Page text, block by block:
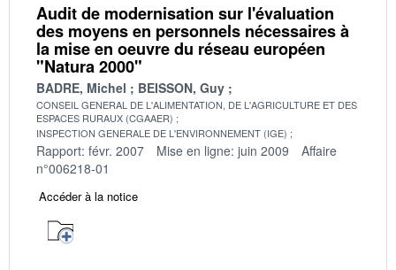
Audit de modernisation sur l'évaluation
des moyens en personnels nécessaires à
la mise en oeuvre du réseau européen
"Natura 2000"
BADRE, Michel BEISSON, Guy
CONSEIL GENERAL DE L'ALIMENTATION, DE L'AGRICULTURE ET DES
ESPACES RURAUX (CGAAER)
INSPECTION GENERALE DE L'ENVIRONNEMENT (IGE)
Rapport: févr. 2007 Mise en ligne: juin 2009
Affaire
n°006218-01
Accéder à la notice